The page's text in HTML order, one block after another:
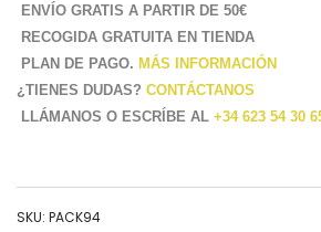
ENVÍO GRATIS A PARTIR DE 50€
RECOGIDA GRATUITA EN TIENDA
PLAN DE PAGO. MÁS INFORMACIÓN
¿TIENES DUDAS? CONTÁCTANOS
LLÁMANOS O ESCRÍBE AL +34 623 54 30
SKU: PACK94